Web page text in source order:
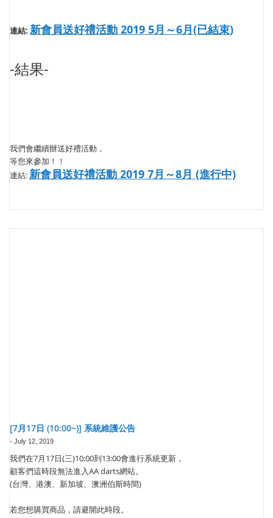
連結: 新會員送好禮活動 2019 5月～6月(已結束)
-結果-
我們會繼續辦送好禮活動，
等您來參加！！
連結:新會員送好禮活動 2019 7月～8月 (進行中)
[7月17日 (10:00~)] 系統維護公告
- July 12, 2019
我們在7月17日(三)10:00到13:00會進行系統更新，
顧客們這時段無法進入AA darts網站。
(台灣、港澳、新加坡、澳洲伯斯時間)
若您想購買商品，請避開此時段。